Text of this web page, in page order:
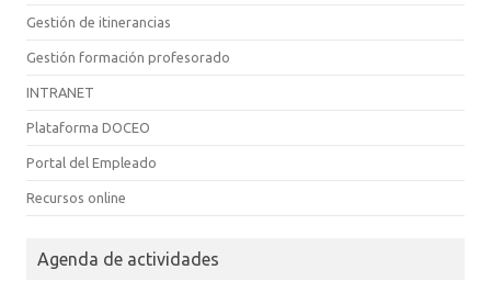
Gestión de itinerancias
Gestión formación profesorado
INTRANET
Plataforma DOCEO
Portal del Empleado
Recursos online
Agenda de actividades